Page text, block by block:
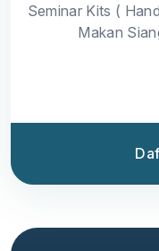
Seminar Kits (
Makan